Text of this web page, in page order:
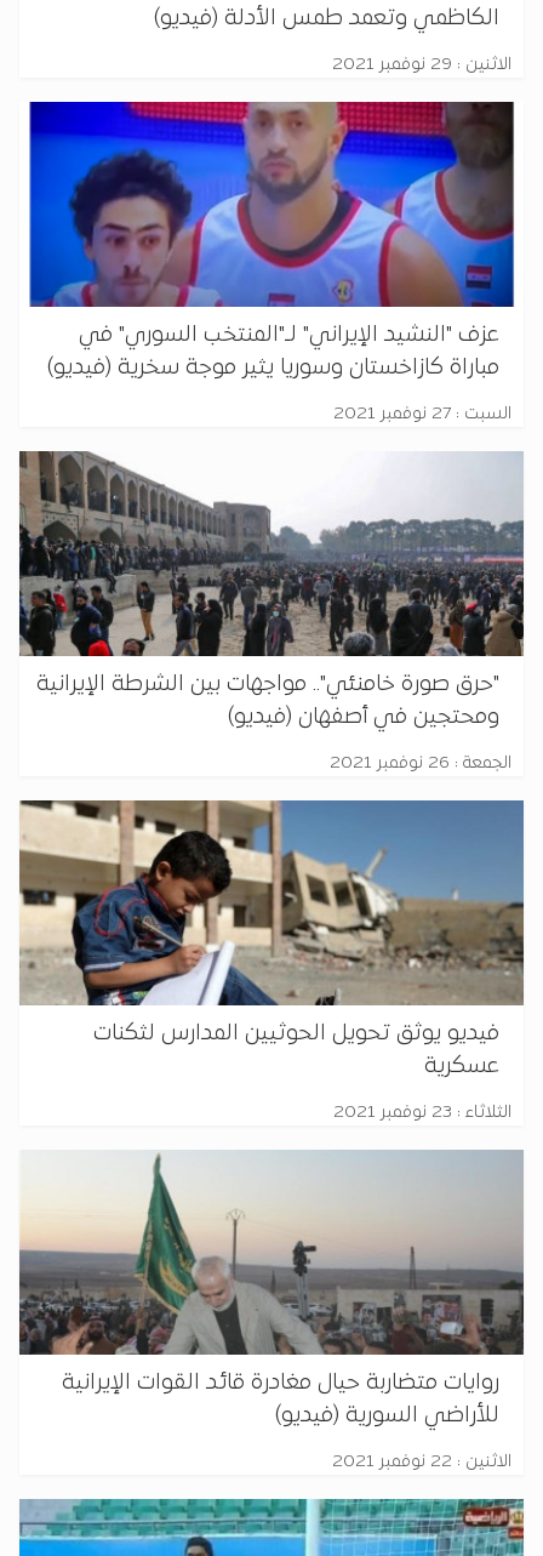
الكاظمي وتعمد طمس الأدلة (فيديو)
الاثنين : 29 نوفمبر 2021
عزف "النشيد الإيراني" لـ"المنتخب السوري" في
مباراة كازاخستان وسوريا يثير موجة سخرية (فيديو)
السبت : 27 نوفمبر 2021
"حرق صورة خامنئي".. مواجهات بين الشرطة الإيرانية
ومحتجين في أصفهان (فيديو)
الجمعة : 26 نوفمبر 2021
فيديو يوثق تحويل الحوثيين المدارس لثكنات
عسكرية
الثلاثاء : 23 نوفمبر 2021
روايات متضاربة حيال مغادرة قائد القوات الإيرانية
للأراضي السورية (فيديو)
الاثنين : 22 نوفمبر 2021